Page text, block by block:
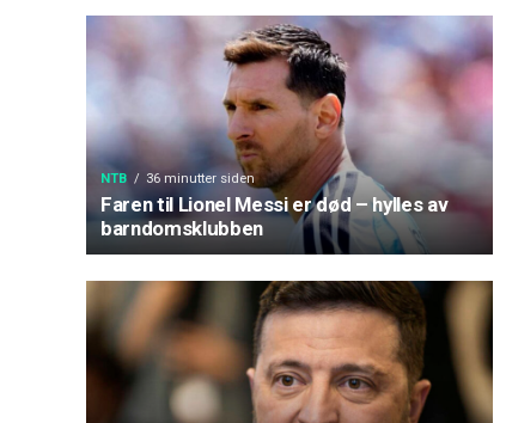
NTB 36 minutter siden
Faren til Lionel Messi er død – hylles av
barndomsklubben